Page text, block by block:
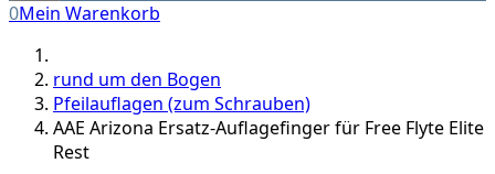
0Mein Warenkorb
rund um den Bogen
Pfeilauflagen (zum Schrauben)
AAE Arizona Ersatz-Auflagefinger für Free Flyte Elite
Rest